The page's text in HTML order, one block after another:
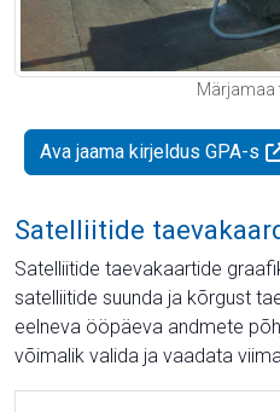
Märjamaa
Ava jaama kirjeldus GPA-s
Satelliitide
Satelliitide taevakaartide
satelliitide suunda ja kõrgust
eelneva ööpäeva andmete
võimalik valida ja vaadata